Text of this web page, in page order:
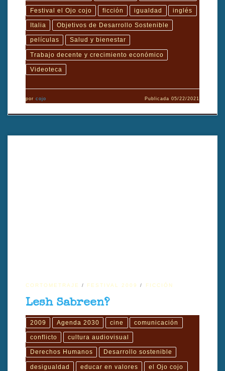
Festival el Ojo cojo ficción igualdad inglés
Italia Objetivos de Desarrollo Sostenible
películas Salud y bienestar
Trabajo decente y crecimiento económico
Videoteca
por cojo Publicada05/22/2021
CORTOMETRAJE FESTIVAL 2009 FICCIÓN
Lesh Sabreen?
2009 Agenda 2030 cine comunicación
conflicto cultura audiovisual
Derechos Humanos Desarrollo sostenible
desigualdad educar en valores el Ojo cojo